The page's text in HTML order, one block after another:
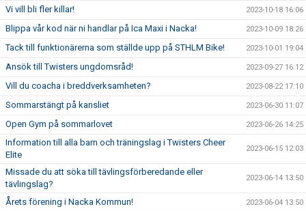
Vi vill bli fler killar! 2023-10-18 16:06
Blippa vår kod när ni handlar på Ica Maxi i Nacka! 2023-10-09 18:26
Tack till funktionärerna som ställde upp på STHLM Bike! 2023-10-01 19:04
Ansök till Twisters ungdomsråd! 2023-09-27 16:12
Vill du coacha i breddverksamheten? 2023-08-22 17:10
Sommarstängt på kansliet 2023-06-30 11:07
Open Gym på sommarlovet 2023-06-26 14:25
Information till alla barn och träningslag i Twisters Cheer
Elite
2023-06-15 12:03
Missade du att söka till tävlingsförberedande eller
tävlingslag?
2023-06-14 13:50
Årets förening i Nacka Kommun! 2023-06-04 13:50